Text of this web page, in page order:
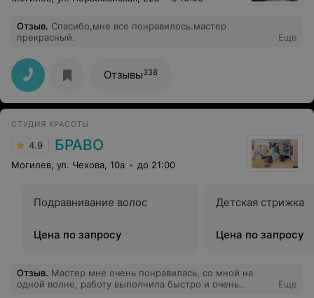
Отзыв. Спасибо,мне все понравилось.мастер
прекрасный.
Еще
Отзывы338
СТУДИЯ КРАСОТЫ
4.9 БРАВО
Могилев, ул. Чехова, 10а до 21:00
Подравнивание волос
Цена по запросу
Детская стрижка
Цена по запросу
Отзыв. Мастер мне очень понравилась, со мной на
одной волне, работу выполнила быстро и очень
Еще